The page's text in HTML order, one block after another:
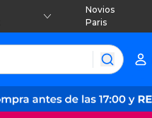
Novios
Paris